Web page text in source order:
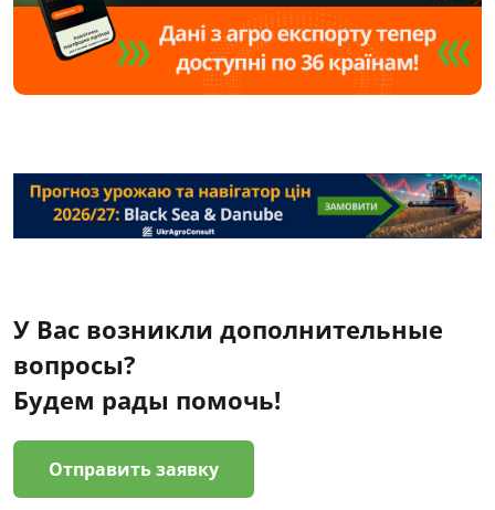
У Вас возникли дополнительные
вопросы?
Будем рады помочь!
Отправить заявку